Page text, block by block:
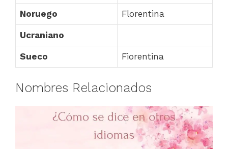
Noruego Florentina
Ucraniano
Sueco Fiorentina
Nombres Relacionados